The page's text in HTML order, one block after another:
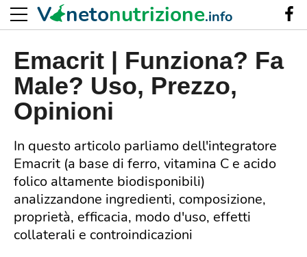
Emacrit | Funziona? Fa
Male? Uso, Prezzo,
Opinioni
In questo articolo parliamo dell'integratore
Emacrit (a base di ferro, vitamina C e acido
folico altamente biodisponibili)
analizzandone ingredienti, composizione,
proprietà, efficacia, modo d'uso, effetti
collaterali e controindicazioni
V netonutrizione.info